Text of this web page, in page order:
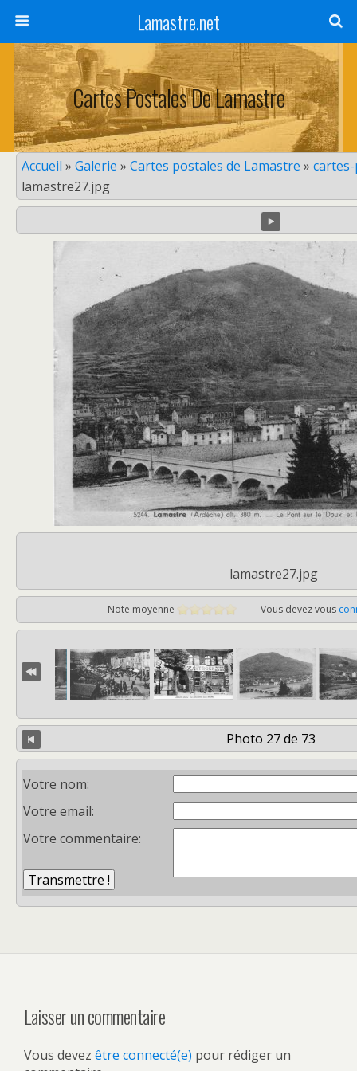
Lamastre.net
Cartes Postales De Lamastre
Accueil » Galerie » Cartes postales de Lamastre »
lamastre27.jpg
lamastre27.jpg
Note moyenne Vous devez vous
Photo 27 de 73
Votre nom:
Votre email:
Votre commentaire:
Laisser un commentaire
Vous devez être connecté(e) pour rédiger un